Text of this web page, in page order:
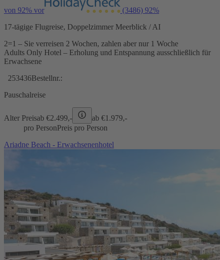
von 92% vor (3486) 92%
17-tägige Flugreise, Doppelzimmer Meerblick / AI
2=1 – Sie verreisen 2 Wochen, zahlen aber nur 1 Woche
Adults Only Hotel – Erholung und Entspannung ausschließlich für
Erwachsene
253436Bestellnr.:
Pauschalreise
Alter Preisab €2.499,- ab €1.979,-
pro PersonPreis pro Person
Ariadne Beach - Erwachsenenhotel